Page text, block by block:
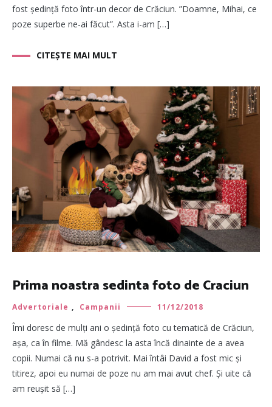
fost ședință foto într-un decor de Crăciun. ”Doamne, Mihai, ce
poze superbe ne-ai făcut”. Asta i-am […]
CITEȘTE MAI MULT
Prima noastra sedinta foto de Craciun
Advertoriale , Campanii 11/12/2018
Îmi doresc de mulți ani o ședință foto cu tematică de Crăciun,
așa, ca în filme. Mă gândesc la asta încă dinainte de a avea
copii. Numai că nu s-a potrivit. Mai întâi David a fost mic și
titirez, apoi eu numai de poze nu am mai avut chef. Și uite că
am reușit să […]